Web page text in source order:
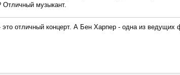
Отличный музыкант.
отличный концерт. А Бен Харпер - одна из ведущих